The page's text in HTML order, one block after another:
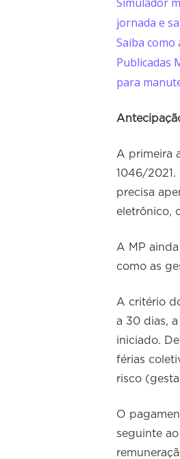
jornada e
Saiba
Publicadas
para
A primeira
1046/2021.
precisa
eletrônico,
A MP
como as
A critério
a 30 dias,
iniciado.
férias
risco
O
seguinte